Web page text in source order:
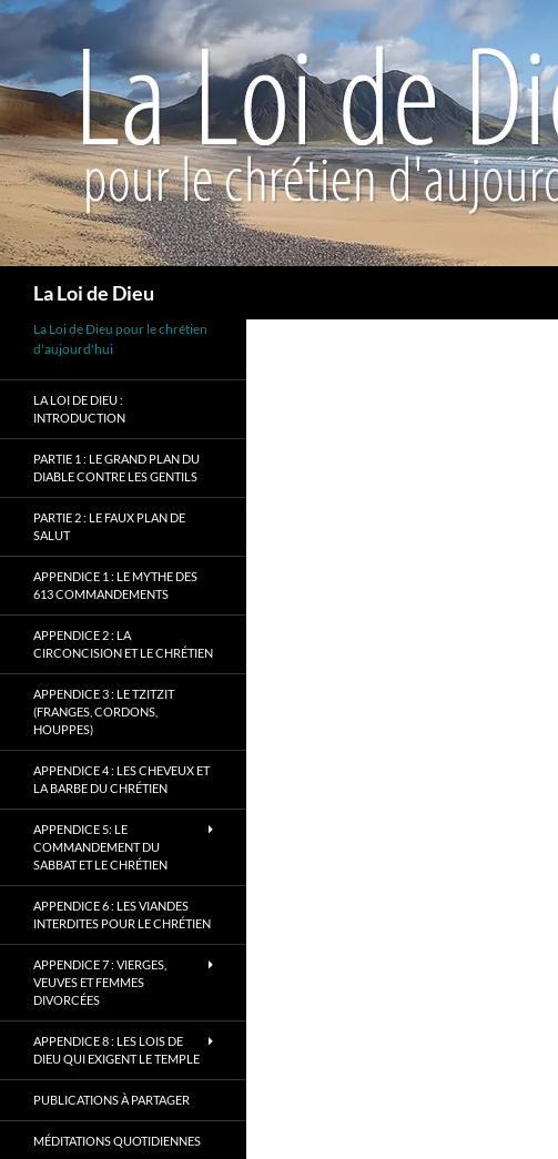
La Loi de Dieu
La Loi de Dieu pour le chrétien
d'aujourd'hui
LA LOI DE DIEU :
INTRODUCTION
PARTIE 1 : LE GRAND PLAN DU
DIABLE CONTRE LES GENTILS
PARTIE 2 : LE FAUX PLAN DE
SALUT
APPENDICE 1 : LE MYTHE DES
613 COMMANDEMENTS
APPENDICE 2 : LA
CIRCONCISION ET LE CHRÉTIEN
APPENDICE 3 : LE TZITZIT
(FRANGES, CORDONS,
HOUPPES)
APPENDICE 4 : LES CHEVEUX ET
LA BARBE DU CHRÉTIEN
APPENDICE 5: LE
COMMANDEMENT DU
SABBAT ET LE CHRÉTIEN
APPENDICE 6 : LES VIANDES
INTERDITES POUR LE CHRÉTIEN
APPENDICE 7 : VIERGES,
VEUVES ET FEMMES
DIVORCÉES
APPENDICE 8 : LES LOIS DE
DIEU QUI EXIGENT LE TEMPLE
PUBLICATIONS À PARTAGER
MÉDITATIONS QUOTIDIENNES